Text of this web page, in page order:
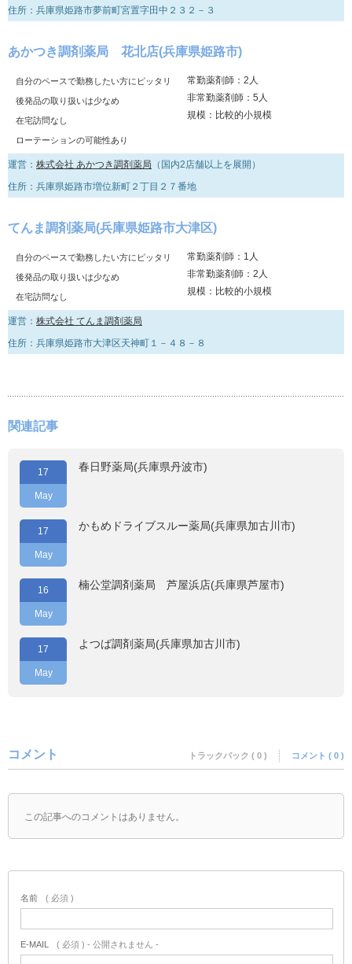
住所：兵庫県姫路市夢前町宮置字田中２３２－３
あかつき調剤薬局 花北店(兵庫県姫路市)
自分のペースで勤務したい方にピッタリ
後発品の取り扱いは少なめ
在宅訪問なし
ローテーションの可能性あり
常勤薬剤師：2人
非常勤薬剤師：5人
規模：比較的小規模
運営： 株式会社 あかつき調剤薬局 （国内2店舗以上を展開）
住所：兵庫県姫路市増位新町２丁目２７番地
てんま調剤薬局(兵庫県姫路市大津区)
自分のペースで勤務したい方にピッタリ
後発品の取り扱いは少なめ
在宅訪問なし
常勤薬剤師：1人
非常勤薬剤師：2人
規模：比較的小規模
運営： 株式会社 てんま調剤薬局
住所：兵庫県姫路市大津区天神町１－４８－８
関連記事
17
May
春日野薬局(兵庫県丹波市)
17
May
かもめドライブスルー薬局(兵庫県加古川市)
16
May
楠公堂調剤薬局 芦屋浜店(兵庫県芦屋市)
17
May
よつば調剤薬局(兵庫県加古川市)
コメント トラックバック ( 0 ) コメント ( 0 )
この記事へのコメントはありません。
名前 ( 必須 )
E-MAIL ( 必須 ) - 公開されません -